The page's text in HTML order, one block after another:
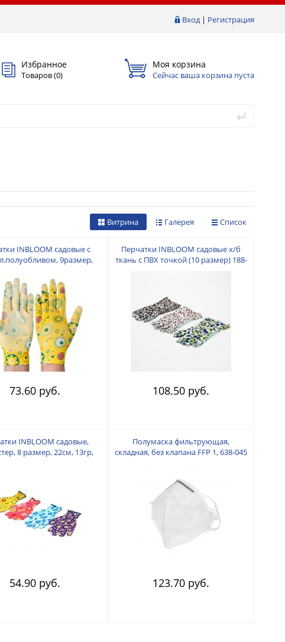
Вход| Регистрация
Избранное
Товаров (0)
Моя корзина
Сейчас ваша корзина пуста
Список
Галерея
Витрина
INBLOOM садовые с
9размер,
73.60 руб.
Перчатки INBLOOM садовые х/б
ткань с ПВХ точкой (10 размер) 188-
108.50 руб.
INBLOOM садовые,
8 размер, 22см, 13гр,
54.90 руб.
Полумаска фильтрующая,
складная, без клапана FFP 1, 638-045
123.70 руб.